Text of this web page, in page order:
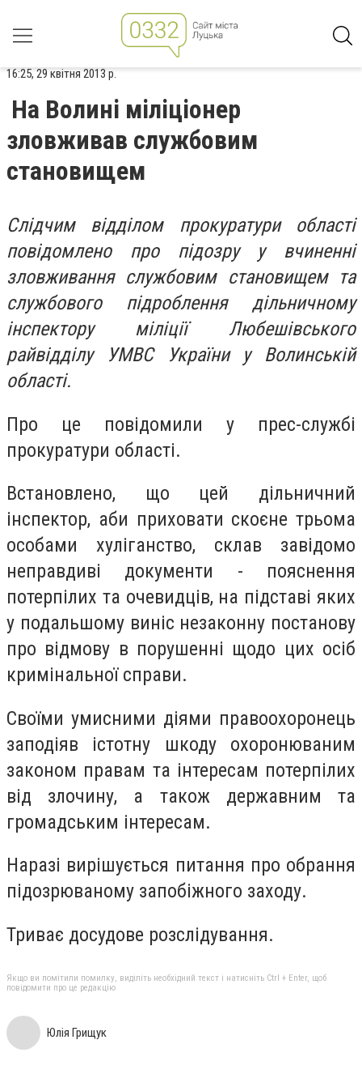
16:25, 29 квітня 2013 р.
На Волині міліціонер
зловживав службовим
становищем
Слідчим відділом прокуратури області
повідомлено про підозру у вчиненні
зловживання службовим становищем та
службового підроблення дільничному
інспектору міліції Любешівського
райвідділу УМВС України у Волинській
області.
Про це повідомили у прес-службі
прокуратури області.
Встановлено, що цей дільничний
інспектор, аби приховати скоєне трьома
особами хуліганство, склав завідомо
неправдиві документи - пояснення
потерпілих та очевидців, на підставі яких
у подальшому виніс незаконну постанову
про відмову в порушенні щодо цих осіб
кримінальної справи.
Своїми умисними діями правоохоронець
заподіяв істотну шкоду охоронюваним
законом правам та інтересам потерпілих
від злочину, а також державним та
громадським інтересам.
Наразі вирішується питання про обрання
підозрюваному запобіжного заходу.
Триває досудове розслідування.
Якщо ви помітили помилку, виділіть необхідний текст і натисніть Ctrl + Enter, щоб
повідомити про це редакцію
Юлія Грищук